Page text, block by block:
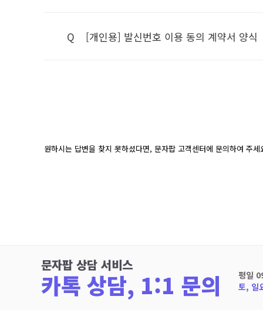
Q [개인용] 발신번호 이용 동의 계약서 양식
원하시는 답변을 찾지 못하셨다면, 문자팝 고객센터에 문의하여 주세
문자팝 상담 서비스
카톡 상담, 1:1 문의
평일
토, 일